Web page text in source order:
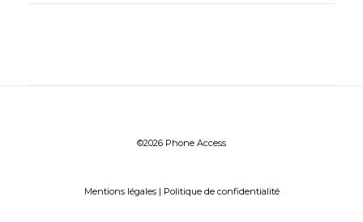
©2026 Phone Access
Mentions légales| Politique de confidentialité